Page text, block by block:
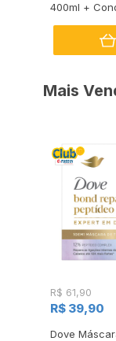
400ml +
Mais
R$ 61,90
R$ 39,90
Dove